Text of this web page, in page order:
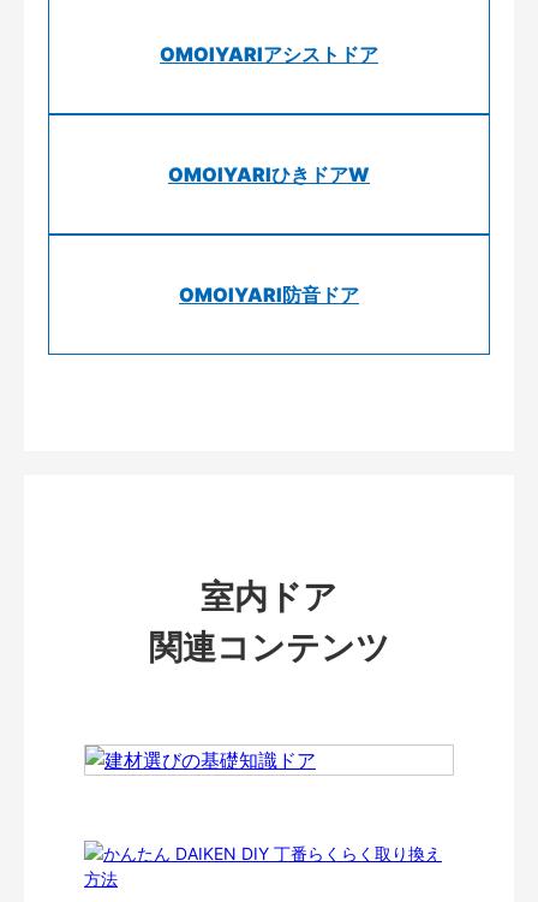
OMOIYARIアシストドア
OMOIYARIひきドアW
OMOIYARI防音ドア
室内ドア
関連コンテンツ